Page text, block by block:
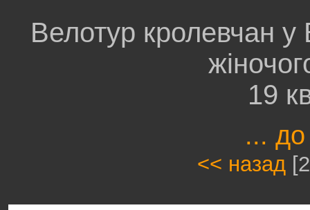
Велотур кролевчан у
19
... до
<< назад